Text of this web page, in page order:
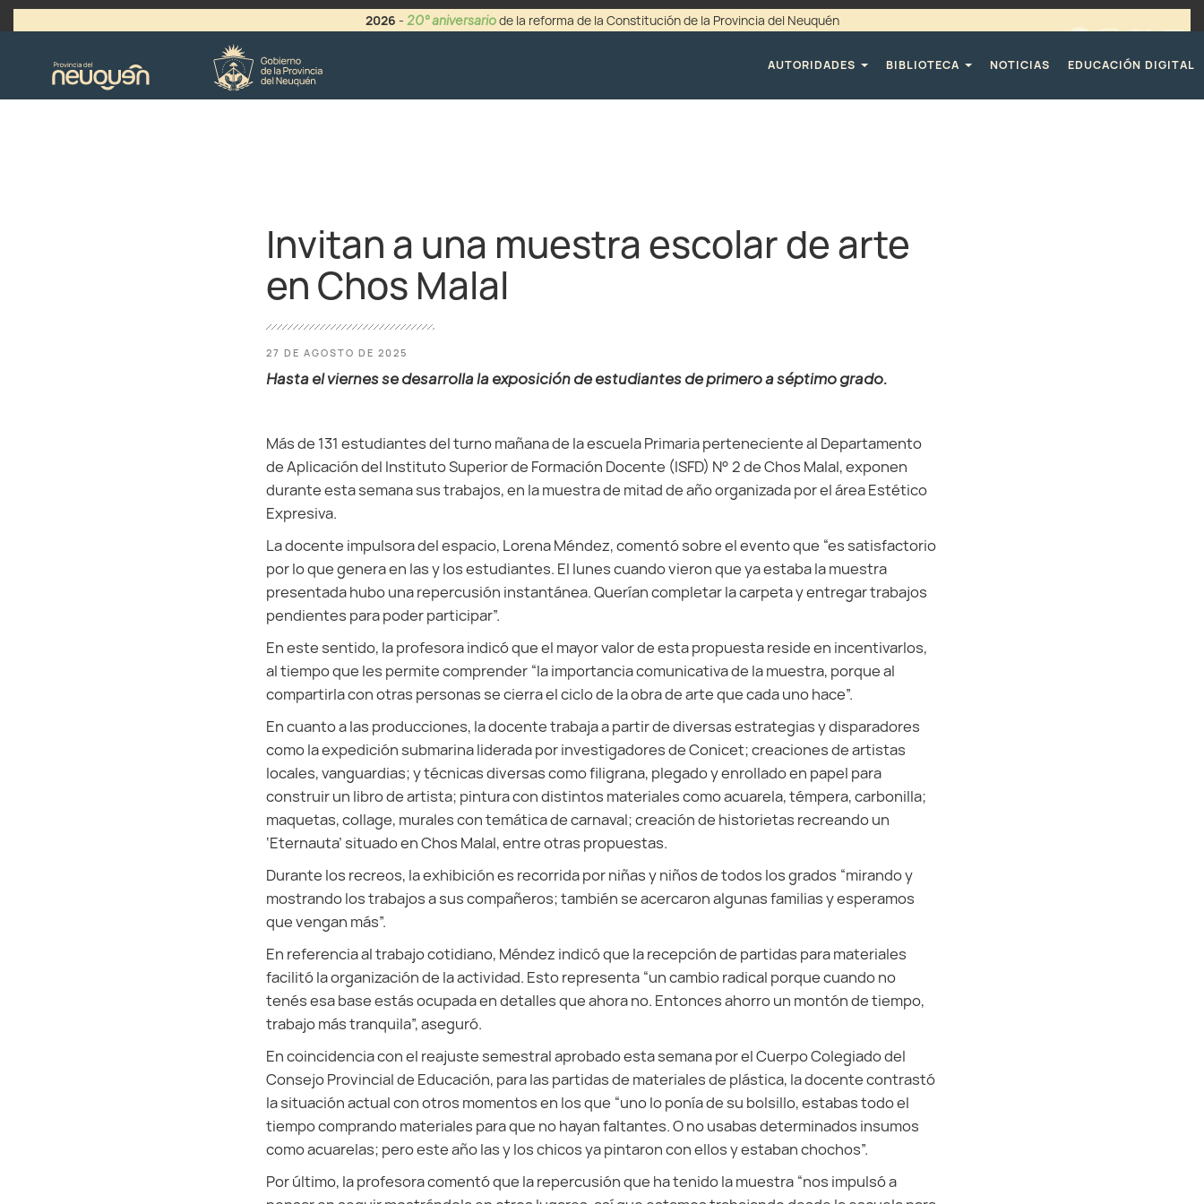
2026 - 20° aniversariode la reforma de la Constitución de la Provincia del Neuquén
AUTORIDADES
BIBLIOTECA NOTICIAS EDUCACIÓN DIGITAL
Invitan a una muestra escolar de arte
en Chos Malal
27 DE AGOSTO DE 2025
Hasta el viernes se desarrolla la exposición de estudiantes de primero a séptimo grado.
Más de 131 estudiantes del turno mañana de la escuela Primaria perteneciente al Departamento
de Aplicación del Instituto Superior de Formación Docente (ISFD) N° 2 de Chos Malal, exponen
durante esta semana sus trabajos, en la muestra de mitad de año organizada por el área Estético
Expresiva.
La docente impulsora del espacio, Lorena Méndez, comentó sobre el evento que “es satisfactorio
por lo que genera en las y los estudiantes. El lunes cuando vieron que ya estaba la muestra
presentada hubo una repercusión instantánea. Querían completar la carpeta y entregar trabajos
pendientes para poder participar”.
En este sentido, la profesora indicó que el mayor valor de esta propuesta reside en incentivarlos,
al tiempo que les permite comprender “la importancia comunicativa de la muestra, porque al
compartirla con otras personas se cierra el ciclo de la obra de arte que cada uno hace”.
En cuanto a las producciones, la docente trabaja a partir de diversas estrategias y disparadores
como la expedición submarina liderada por investigadores de Conicet; creaciones de artistas
locales, vanguardias; y técnicas diversas como filigrana, plegado y enrollado en papel para
construir un libro de artista; pintura con distintos materiales como acuarela, témpera, carbonilla;
maquetas, collage, murales con temática de carnaval; creación de historietas recreando un
‘Eternauta’ situado en Chos Malal, entre otras propuestas.
Durante los recreos, la exhibición es recorrida por niñas y niños de todos los grados “mirando y
mostrando los trabajos a sus compañeros; también se acercaron algunas familias y esperamos
que vengan más”.
En referencia al trabajo cotidiano, Méndez indicó que la recepción de partidas para materiales
facilitó la organización de la actividad. Esto representa “un cambio radical porque cuando no
tenés esa base estás ocupada en detalles que ahora no. Entonces ahorro un montón de tiempo,
trabajo más tranquila”, aseguró.
En coincidencia con el reajuste semestral aprobado esta semana por el Cuerpo Colegiado del
Consejo Provincial de Educación, para las partidas de materiales de plástica, la docente contrastó
la situación actual con otros momentos en los que “uno lo ponía de su bolsillo, estabas todo el
tiempo comprando materiales para que no hayan faltantes. O no usabas determinados insumos
como acuarelas; pero este año las y los chicos ya pintaron con ellos y estaban chochos”.
Por último, la profesora comentó que la repercusión que ha tenido la muestra “nos impulsó a